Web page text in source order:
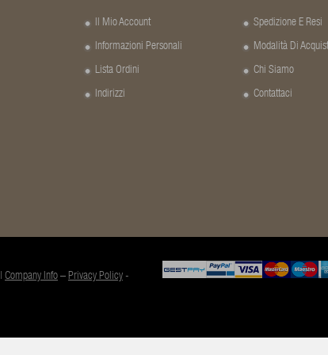
Il Mio Account
Informazioni Personali
Lista Ordini
Indirizzi
Spedizione E Resi
Modalità Di
Chi Siamo
Contattaci
Company Info – Privacy Policy -